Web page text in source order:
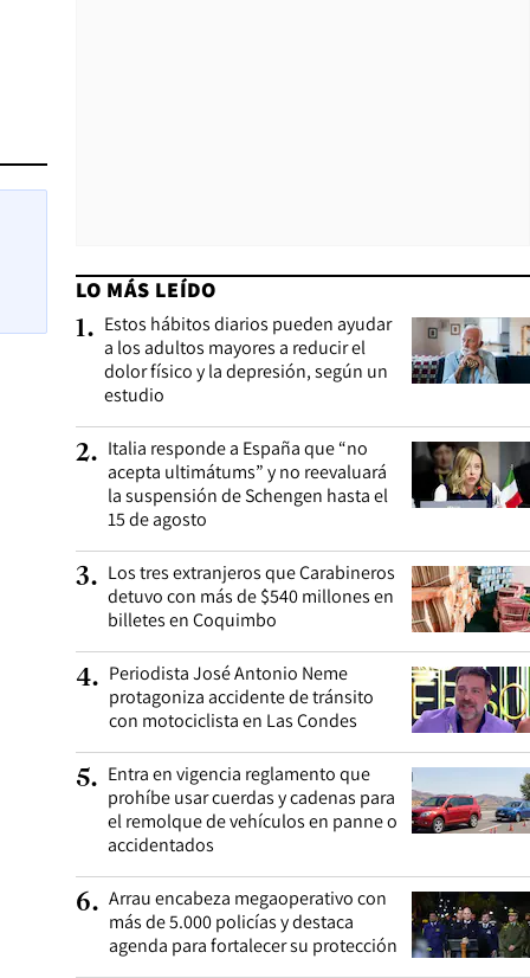
LO MÁS LEÍDO
1. Estos hábitos diarios pueden ayudar
a los adultos mayores a reducir el
dolor físico y la depresión, según un
estudio
2. Italia responde a España que “no
acepta ultimátums” y no reevaluará
la suspensión de Schengen hasta el
15 de agosto
3. Los tres extranjeros que Carabineros
detuvo con más de $540 millones en
billetes en Coquimbo
4. Periodista José Antonio Neme
protagoniza accidente de tránsito
con motociclista en Las Condes
5. Entra en vigencia reglamento que
prohíbe usar cuerdas y cadenas para
el remolque de vehículos en panne o
accidentados
6. Arrau encabeza megaoperativo con
más de 5.000 policías y destaca
agenda para fortalecer su protección